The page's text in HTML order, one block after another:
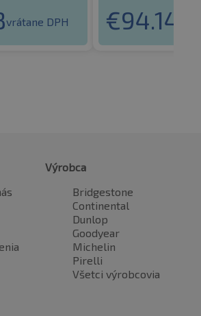
vrátane DPH €94.14
Výrobca
Bridgestone
Continental
Dunlop
Goodyear
Michelin
Pirelli
Všetci výrobcovia